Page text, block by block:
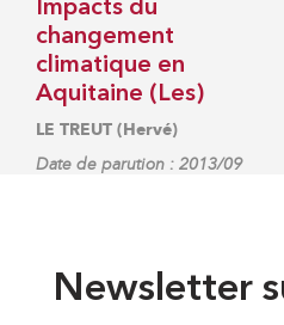
Impacts du
changement
climatique en
Aquitaine (Les)
LE TREUT (Hervé)
Date de parution : 2013/09
Newsletter